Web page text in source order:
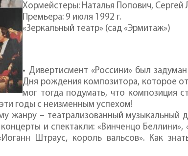
Хормейстеры: Наталья Попович, Сергей
Премьера: 9 июля 1992 г.
«Зеркальный театр» (сад «Эрмитаж»)
• Дивертисмент «Россини» был
Дня рождения композитора, которое
мог тогда подумать, что композиция
годы с неизменным успехом!
жанру – театрализованный музыкальный
и спектакли: «Винченцо Беллини»,
Штраус, король вальсов». Как